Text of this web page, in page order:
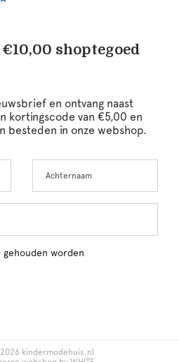
shoptegoed
en ontvang naast
kortingscode van €5,00 en
besteden in onze webshop.
worden
kindermodehuis.nl